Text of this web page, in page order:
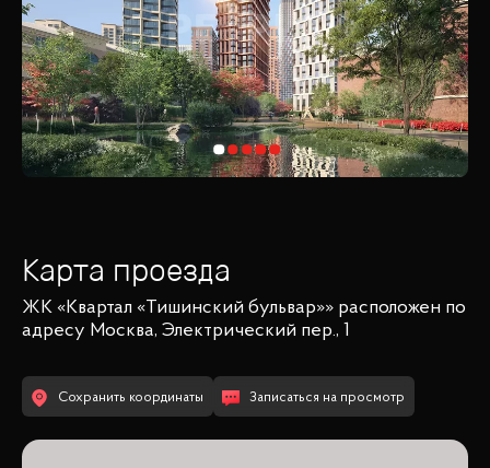
Карта проезда
ЖК «Квартал «Тишинский бульвар»» расположен по
адресу Москва, Электрический пер., 1
Сохранить координаты Записаться на просмотр